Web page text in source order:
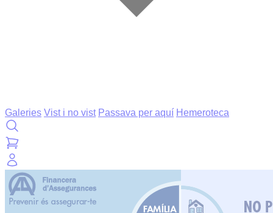
Galeries Vist i no vist Passava per aquí Hemeroteca